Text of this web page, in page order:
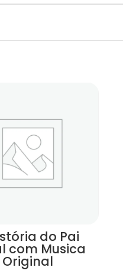
do Pai
com Musica
Original